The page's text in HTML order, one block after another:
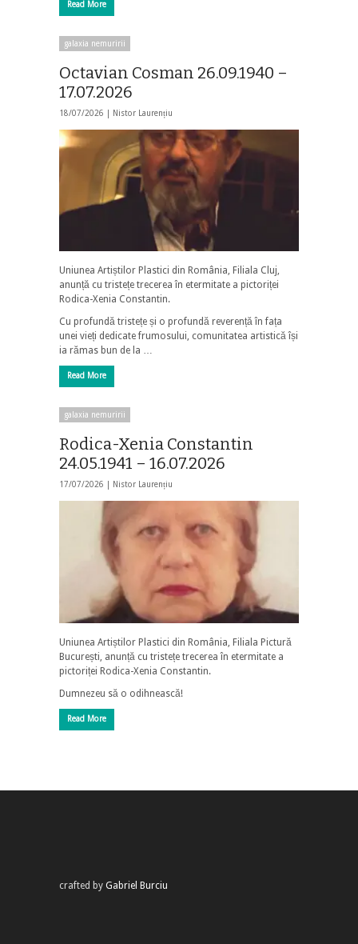
Read More
galaxia nemuririi
Octavian Cosman 26.09.1940 –
17.07.2026
18/07/2026 | Nistor Laurențiu
Uniunea Artiștilor Plastici din România, Filiala Cluj,
anunță cu tristețe trecerea în etermitate a pictoriței
Rodica-Xenia Constantin.
Cu profundă tristețe și o profundă reverență în fața
unei vieți dedicate frumosului, comunitatea artistică își
ia rămas bun de la …
Read More
galaxia nemuririi
Rodica-Xenia Constantin
24.05.1941 – 16.07.2026
17/07/2026 | Nistor Laurențiu
Uniunea Artiștilor Plastici din România, Filiala Pictură
București, anunță cu tristețe trecerea în etermitate a
pictoriței Rodica-Xenia Constantin.
Dumnezeu să o odihnească!
Read More
crafted by Gabriel Burciu